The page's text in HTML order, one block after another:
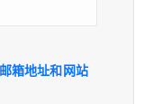
箱地址和网站